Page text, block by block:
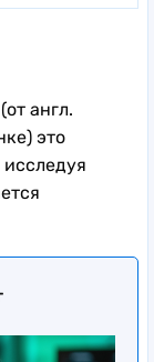
(от англ.
это